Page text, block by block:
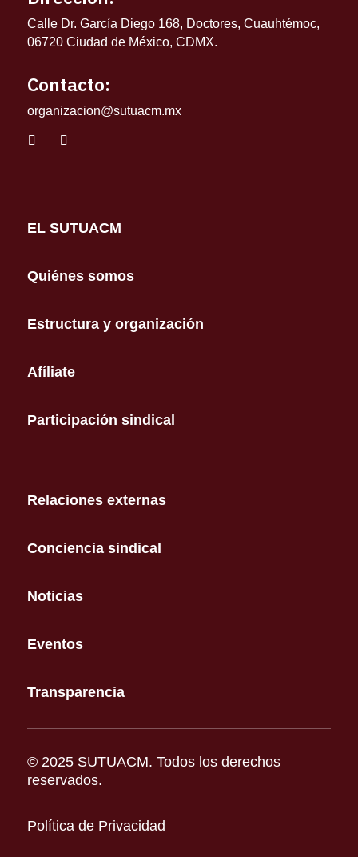
Calle Dr. García Diego 168, Doctores, Cuauhtémoc,
06720 Ciudad de México, CDMX.
Contacto:
organizacion@sutuacm.mx
EL SUTUACM
Quiénes somos
Estructura y organización
Afíliate
Participación sindical
Relaciones externas
Conciencia sindical
Noticias
Eventos
Transparencia
© 2025 SUTUACM. Todos los derechos
reservados.
Política de Privacidad